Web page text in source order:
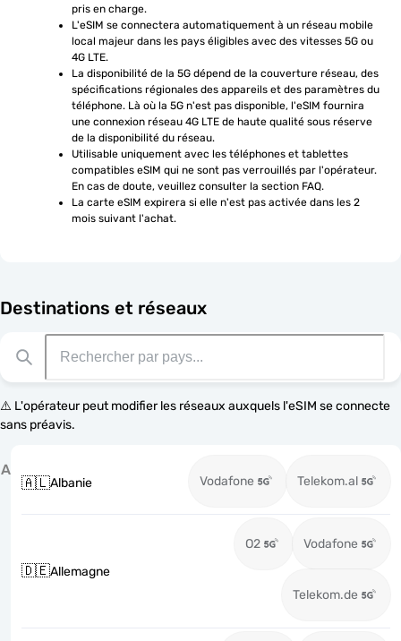
pris en charge.
L'eSIM se connectera automatiquement à un réseau mobile
local majeur dans les pays éligibles avec des vitesses 5G ou
4G LTE.
La disponibilité de la 5G dépend de la couverture réseau, des
spécifications régionales des appareils et des paramètres du
téléphone. Là où la 5G n'est pas disponible, l'eSIM fournira
une connexion réseau 4G LTE de haute qualité sous réserve
de la disponibilité du réseau.
Utilisable uniquement avec les téléphones et tablettes
compatibles eSIM qui ne sont pas verrouillés par l'opérateur.
En cas de doute, veuillez consulter la section FAQ.
La carte eSIM expirera si elle n'est pas activée dans les 2
mois suivant l'achat.
Destinations et réseaux
⚠️ L'opérateur peut modifier les réseaux auxquels l'eSIM se connecte
sans préavis.
A
🇦🇱Albanie Vodafone Telekom.al
🇩🇪Allemagne
O2 Vodafone
Telekom.de